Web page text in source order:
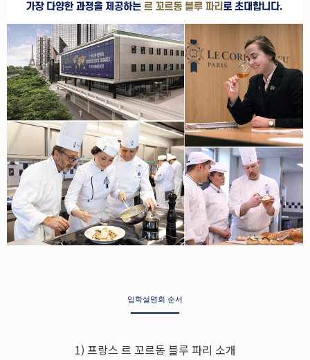
입학설명회 순서
1) 프랑스 르 꼬르동 블루 파리 소개